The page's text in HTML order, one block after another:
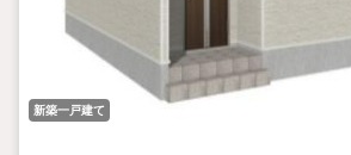
新築一戸建て